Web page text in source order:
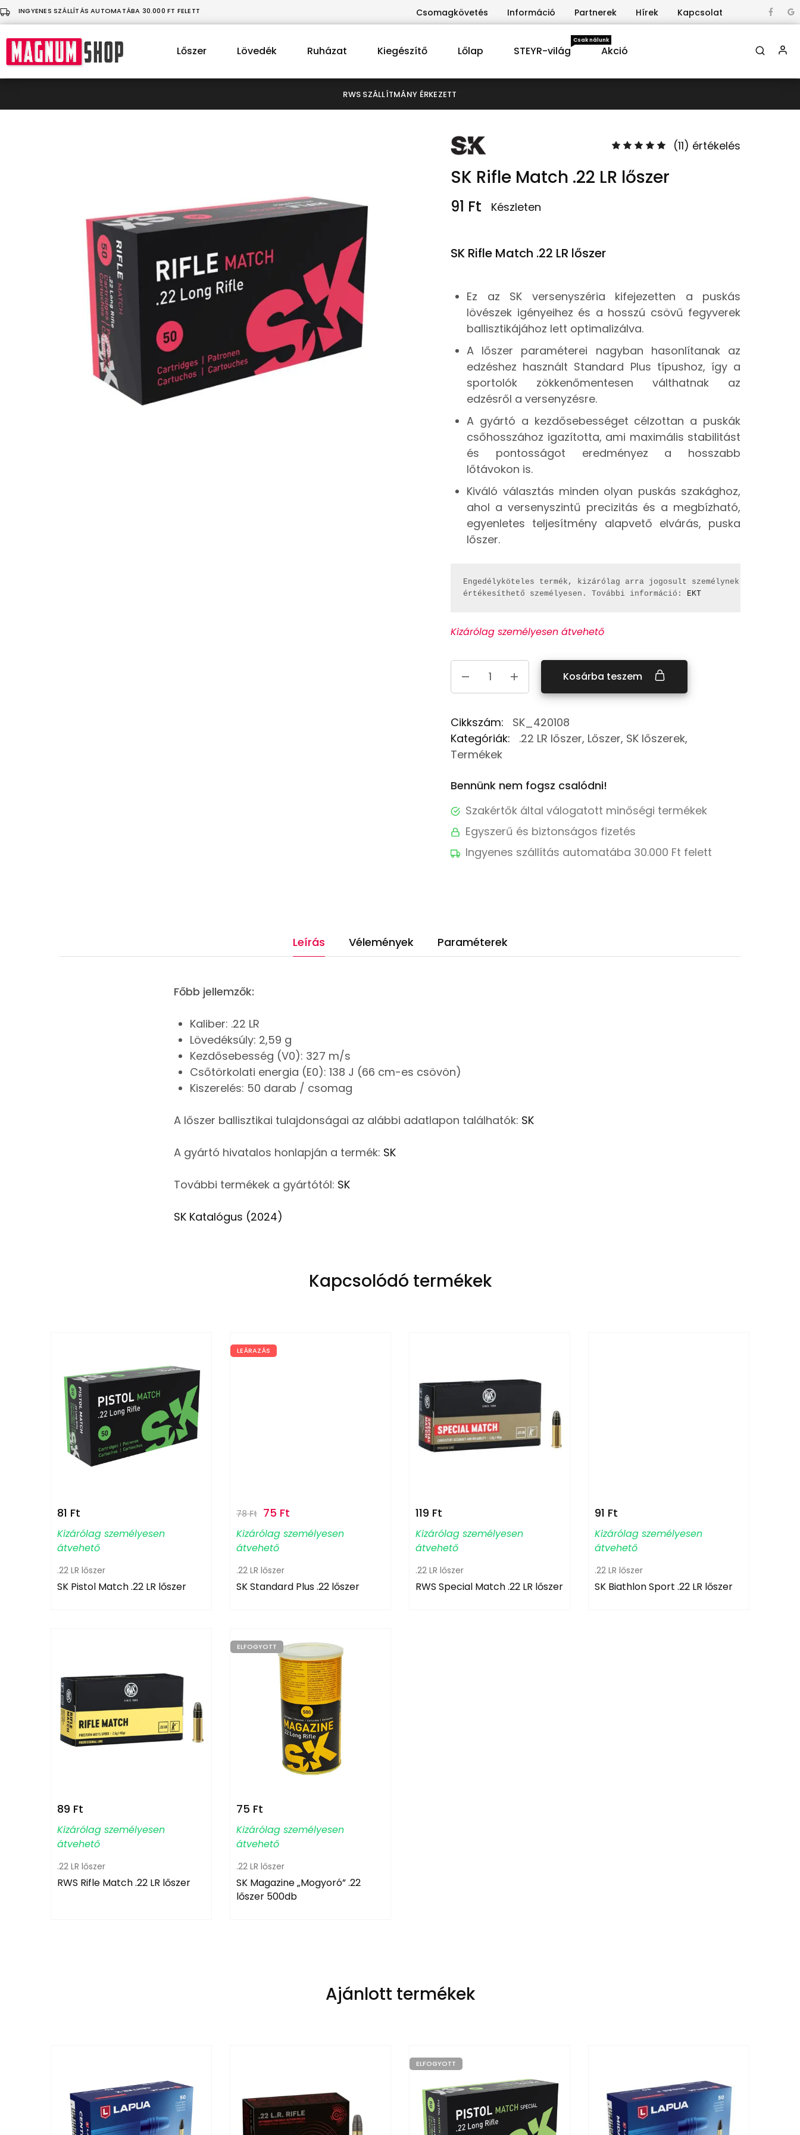
INGYENES SZÁLLÍTÁS AUTOMATÁBA 30.000 FT FELETT Csomagkövetés Információ Partnerek Hírek Kapcsolat
MagnumShop
Üdvözlünk
a
sportlövő
webáruházunkban!
Lőszer Lövedék Ruházat Kiegészítő Lőlap STEYR-világ
Csak nálunk
Akció
RWS SZÁLLÍTMÁNY ÉRKEZETT
(11) értékelés
SK Rifle Match .22 LR lőszer
91 Ft Készleten
SK Rifle Match .22 LR lőszer
Ez az SK versenyszéria kifejezetten a puskás
lövészek igényeihez és a hosszú csövű fegyverek
ballisztikájához lett optimalizálva.
A lőszer paraméterei nagyban hasonlítanak az
edzéshez használt Standard Plus típushoz, így a
sportolók zökkenőmentesen válthatnak az
edzésről a versenyzésre.
A gyártó a kezdősebességet célzottan a puskák
csőhosszához igazította, ami maximális stabilitást
és pontosságot eredményez a hosszabb
lőtávokon is.
Kiváló választás minden olyan puskás szakághoz,
ahol a versenyszintű precizitás és a megbízható,
egyenletes teljesítmény alapvető elvárás, puska
lőszer.
Engedélyköteles termék, kizárólag arra jogosult személynek
értékesíthető személyesen. További információ:
EKT
Kizárólag személyesen átvehető
Kosárba teszem
Cikkszám:
SK_420108
Kategóriák:
.22 LR lőszer, Lőszer, SK lőszerek,
Termékek
Bennünk nem fogsz csalódni!
Szakértők által válogatott minőségi termékek
Egyszerű és biztonságos fizetés
Ingyenes szállítás automatába 30.000 Ft felett
Leírás Vélemények Paraméterek
Főbb jellemzők:
Kaliber: .22 LR
Lövedéksúly: 2,59 g
Kezdősebesség (V0): 327 m/s
Csőtörkolati energia (E0): 138 J (66 cm-es csövön)
Kiszerelés: 50 darab / csomag
A lőszer ballisztikai tulajdonságai az alábbi adatlapon találhatók: SK
A gyártó hivatalos honlapján a termék: SK
További termékek a gyártótól: SK
SK Katalógus (2024)
Kapcsolódó termékek
81 Ft
Kizárólag személyesen
átvehető
.22 LR lőszer
SK Pistol Match .22 LR lőszer
LEÁRAZÁS
78Ft 75 Ft
Kizárólag személyesen
átvehető
.22 LR lőszer
SK Standard Plus .22 lőszer
119 Ft
Kizárólag személyesen
átvehető
.22 LR lőszer
RWS Special Match .22 LR lőszer
91 Ft
Kizárólag személyesen
átvehető
.22 LR lőszer
SK Biathlon Sport .22 LR lőszer
89 Ft
Kizárólag személyesen
átvehető
.22 LR lőszer
RWS Rifle Match .22 LR lőszer
ELFOGYOTT
75 Ft
Kizárólag személyesen
átvehető
.22 LR lőszer
SK Magazine „Mogyoró” .22
lőszer 500db
Ajánlott termékek
ELFOGYOTT